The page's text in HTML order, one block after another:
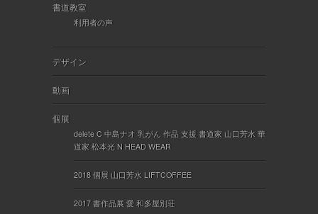
書道教室
利用者の声
デザイン
動画
個展
delete C 中島ナオ 乳がん 作品 支援 書道家 山口芳水 華
道家 松本光 N HEAD WEAR
2018 個展 山口芳水 LIFTCOFFEE
2017 書作品展 愛 和多屋別荘